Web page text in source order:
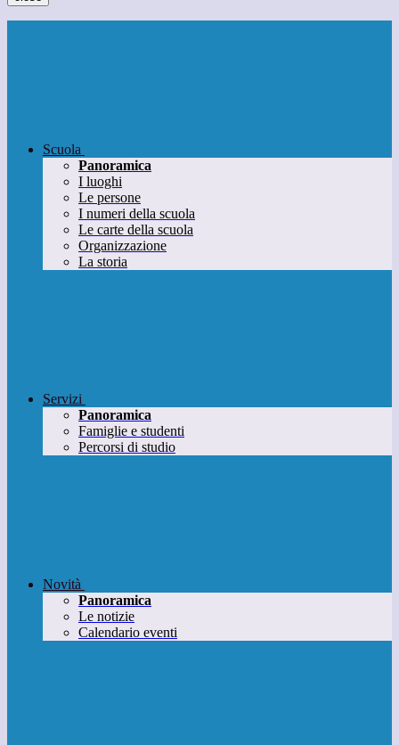
Scuola
Panoramica
I luoghi
Le persone
I numeri della scuola
Le carte della scuola
Organizzazione
La storia
Servizi
Panoramica
Famiglie e studenti
Percorsi di studio
Novità
Panoramica
Le notizie
Calendario eventi